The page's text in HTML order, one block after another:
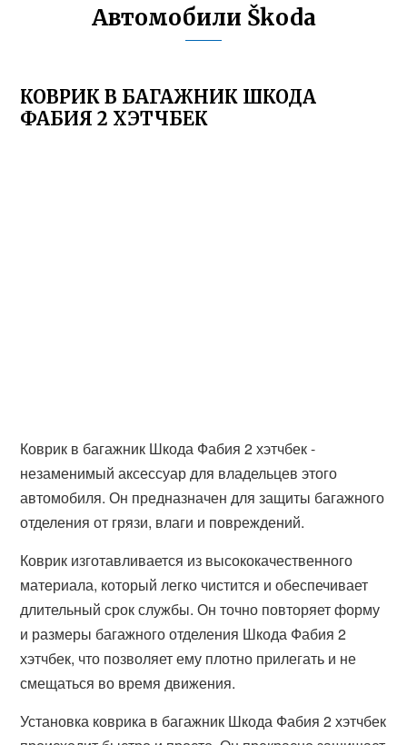
Автомобили Škoda
КОВРИК В БАГАЖНИК ШКОДА
ФАБИЯ 2 ХЭТЧБЕК
Коврик в багажник Шкода Фабия 2 хэтчбек -
незаменимый аксессуар для владельцев этого
автомобиля. Он предназначен для защиты багажного
отделения от грязи, влаги и повреждений.
Коврик изготавливается из высококачественного
материала, который легко чистится и обеспечивает
длительный срок службы. Он точно повторяет форму
и размеры багажного отделения Шкода Фабия 2
хэтчбек, что позволяет ему плотно прилегать и не
смещаться во время движения.
Установка коврика в багажник Шкода Фабия 2 хэтчбек